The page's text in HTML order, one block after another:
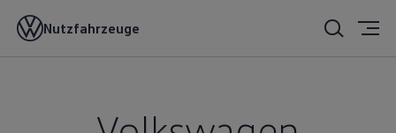
Nutzfahrzeuge